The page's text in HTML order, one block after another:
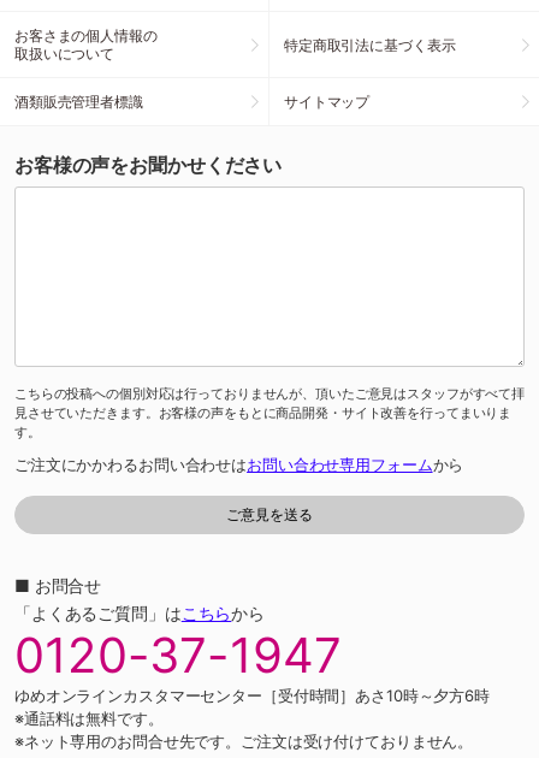
お客さまの個人情報の
取扱いについて
特定商取引法に基づく表示
酒類販売管理者標識 サイトマップ
お客様の声をお聞かせください
こちらの投稿への個別対応は行っておりませんが、頂いたご意見はスタッフがすべて拝
見させていただきます。お客様の声をもとに商品開発・サイト改善を行ってまいりま
す。
ご注文にかかわるお問い合わせはお問い合わせ専用フォームから
■ お問合せ
「よくあるご質問」はこちらから
0120-37-1947
ゆめオンラインカスタマーセンター［受付時間］あさ10時～夕方6時
※通話料は無料です。
※ネット専用のお問合せ先です。ご注文は受け付けておりません。